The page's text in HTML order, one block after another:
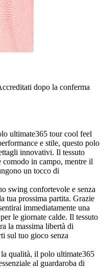
dopo la conferma
ultimate365 tour cool feel
e stile, questo polo
innovativi. Il tessuto
comodo in campo, mentre il
un tocco di
swing confortevole e senza
tua prossima partita. Grazie
immediatamente una
le giornate calde. Il tessuto
la massima libertà di
sul tuo gioco senza
qualità, il polo ultimate365
al guardaroba di